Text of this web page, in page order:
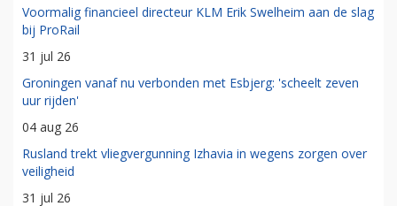
Voormalig financieel directeur KLM Erik Swelheim aan de slag
bij ProRail
31 jul 26
Groningen vanaf nu verbonden met Esbjerg: 'scheelt zeven
uur rijden'
04 aug 26
Rusland trekt vliegvergunning Izhavia in wegens zorgen over
veiligheid
31 jul 26